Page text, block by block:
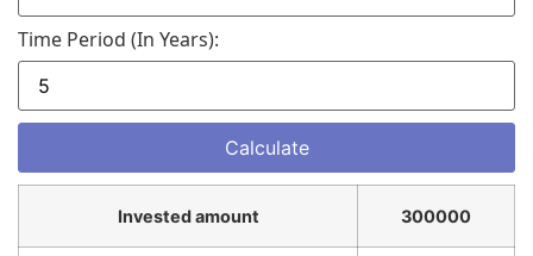
Time Period (in Years):
Invested amount 300000